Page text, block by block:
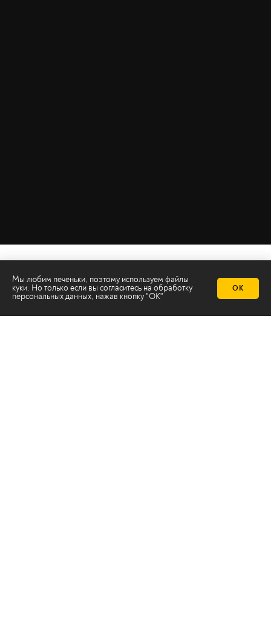
Мы любим печеньки, поэтому используем файлы
куки. Но только если вы согласитесь на обработку
персональных данных, нажав кнопку "ОК"
ОК